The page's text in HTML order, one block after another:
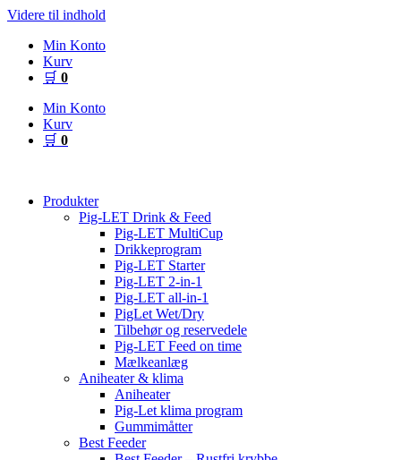
Videre til indhold
Min Konto
Kurv
🛒 0
Min Konto
Kurv
🛒 0
Produkter
Pig-LET Drink & Feed
Pig-LET MultiCup
Drikkeprogram
Pig-LET Starter
Pig-LET 2-in-1
Pig-LET all-in-1
PigLet Wet/Dry
Tilbehør og reservedele
Pig-LET Feed on time
Mælkeanlæg
Aniheater & klima
Aniheater
Pig-Let klima program
Gummimåtter
Best Feeder